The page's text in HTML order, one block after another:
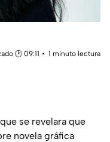
🕑 09:11
1 minuto lectura
se revelara que
novela gráfica